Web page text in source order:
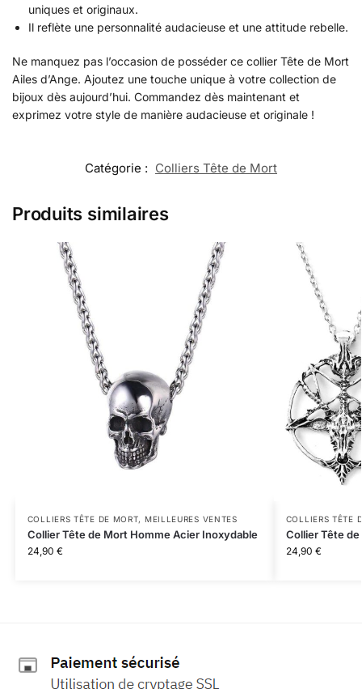
uniques et originaux.
Il reflète une personnalité audacieuse et une attitude rebelle.
Ne manquez pas l’occasion de posséder ce collier Tête de Mort
Ailes d’Ange. Ajoutez une touche unique à votre collection de
bijoux dès aujourd’hui. Commandez dès maintenant et
exprimez votre style de manière audacieuse et originale !
Catégorie : Colliers Tête de Mort
Produits similaires
COLLIERS TÊTE DE MORT, MEILLEURES VENTES
Collier Tête de Mort Homme Acier Inoxydable
24,90 €
COLLIERS TÊTE
Collier Tête
24,90 €